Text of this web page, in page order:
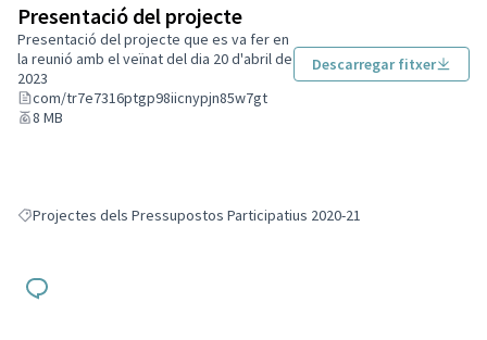
Presentació del projecte
Presentació del projecte que es va fer en
la reunió amb el veïnat del dia 20 d'abril de
2023
com/tr7e7316ptgp98iicnypjn85w7gt
8 MB
Descarregar fitxer
Resultats en filtrar per: Projectes dels Pressupostos Participatius 2020-
Projectes dels Pressupostos Participatius 2020-21